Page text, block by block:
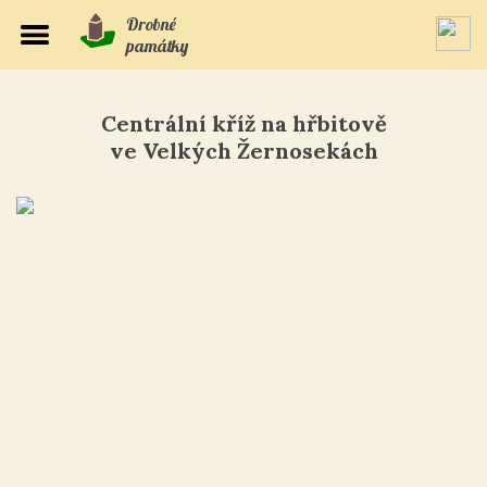
Drobné
památky
Centrální kříž na hřbitově
ve Velkých Žernosekách